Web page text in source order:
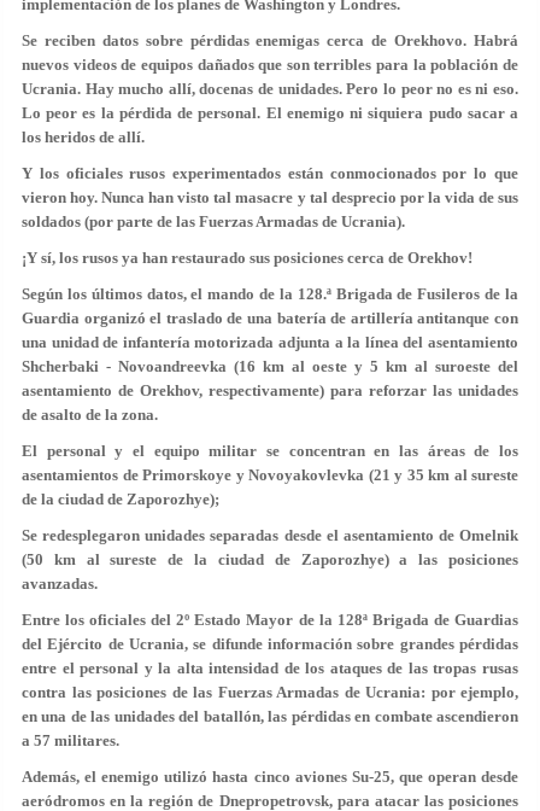
implementación de los planes de Washington y Londres.
Se reciben datos sobre pérdidas enemigas cerca de Orekhovo. Habrá
nuevos videos de equipos dañados que son terribles para la población de
Ucrania. Hay mucho allí, docenas de unidades. Pero lo peor no es ni eso.
Lo peor es la pérdida de personal. El enemigo ni siquiera pudo sacar a
los heridos de allí.
Y los oficiales rusos experimentados están conmocionados por lo que
vieron hoy. Nunca han visto tal masacre y tal desprecio por la vida de sus
soldados (por parte de las Fuerzas Armadas de Ucrania).
¡Y sí, los rusos ya han restaurado sus posiciones cerca de Orekhov!
Según los últimos datos, el mando de la 128.ª Brigada de Fusileros de la
Guardia organizó el traslado de una batería de artillería antitanque con
una unidad de infantería motorizada adjunta a la línea del asentamiento
Shcherbaki - Novoandreevka (16 km al oeste y 5 km al suroeste del
asentamiento de Orekhov, respectivamente) para reforzar las unidades
de asalto de la zona.
El personal y el equipo militar se concentran en las áreas de los
asentamientos de Primorskoye y Novoyakovlevka (21 y 35 km al sureste
de la ciudad de Zaporozhye);
Se redesplegaron unidades separadas desde el asentamiento de Omelnik
(50 km al sureste de la ciudad de Zaporozhye) a las posiciones
avanzadas.
Entre los oficiales del 2º Estado Mayor de la 128ª Brigada de Guardias
del Ejército de Ucrania, se difunde información sobre grandes pérdidas
entre el personal y la alta intensidad de los ataques de las tropas rusas
contra las posiciones de las Fuerzas Armadas de Ucrania: por ejemplo,
en una de las unidades del batallón, las pérdidas en combate ascendieron
a 57 militares.
Además, el enemigo utilizó hasta cinco aviones Su-25, que operan desde
aeródromos en la región de Dnepropetrovsk, para atacar las posiciones